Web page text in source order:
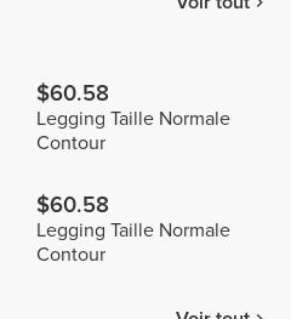
$60.58
Legging Taille Normale
Contour
$60.58
Legging Taille Normale
Contour